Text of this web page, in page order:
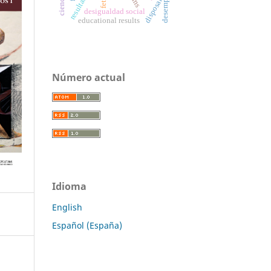
desigualdad socialdisposal
educational results
Número actual
Idioma
English
Español (España)